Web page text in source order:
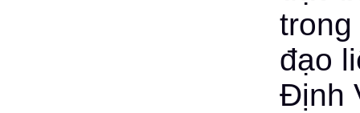
đạo
Định